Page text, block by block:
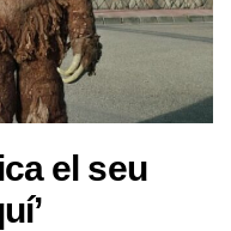
el seu